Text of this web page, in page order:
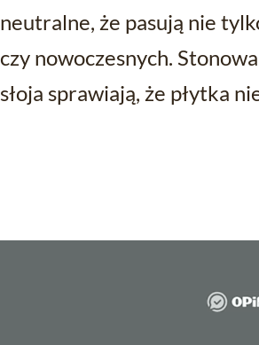
neutralne, że pasują nie
czy nowoczesnych.
słoja sprawiają, że płytka